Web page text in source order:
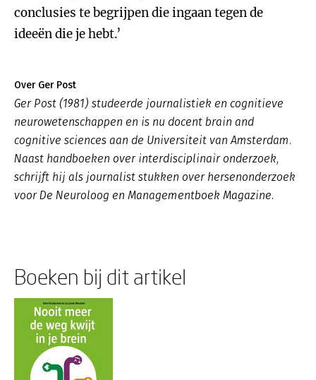
conclusies te begrijpen die ingaan tegen de
ideeën die je hebt.’
Over Ger Post
Ger Post (1981) studeerde journalistiek en cognitieve
neurowetenschappen en is nu docent brain and
cognitive sciences aan de Universiteit van Amsterdam.
Naast handboeken over interdisciplinair onderzoek,
schrijft hij als journalist stukken over hersenonderzoek
voor De Neuroloog en Managementboek Magazine.
Boeken bij dit artikel